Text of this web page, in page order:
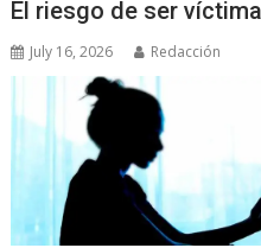
El riesgo de ser
July 16, 2026 Redacción